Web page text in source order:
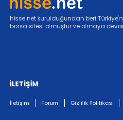
hisse.net kurulduğundan beri
borsa sitesi olmuştur ve olmaya
İLETİŞİM
İletişim Forum Gizlilik Politikası